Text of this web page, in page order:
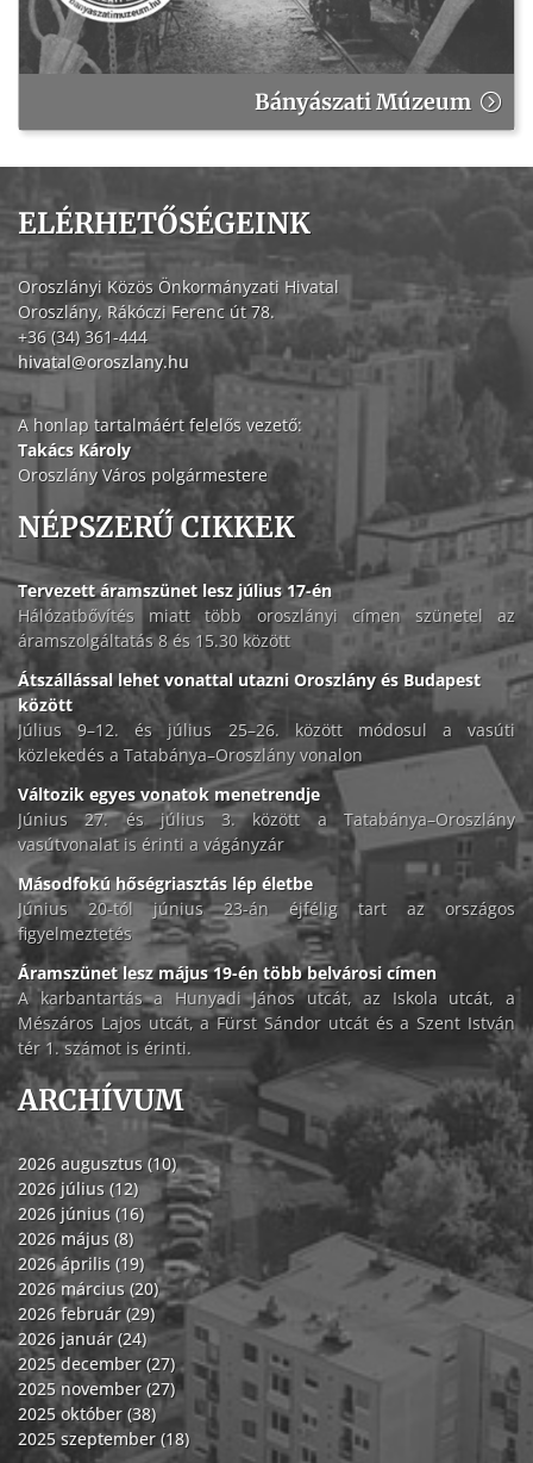
Bányászati Múzeum
ELÉRHETŐSÉGEINK
Oroszlányi Közös Önkormányzati Hivatal
Oroszlány, Rákóczi Ferenc út 78.
+36 (34) 361-444
hivatal@oroszlany.hu
A honlap tartalmáért felelős vezető:
Takács Károly
Oroszlány Város polgármestere
NÉPSZERŰ CIKKEK
Tervezett áramszünet lesz július 17-én
Hálózatbővítés miatt több oroszlányi címen szünetel az
áramszolgáltatás 8 és 15.30 között
Átszállással lehet vonattal utazni Oroszlány és Budapest
között
Július 9–12. és július 25–26. között módosul a vasúti
közlekedés a Tatabánya–Oroszlány vonalon
Változik egyes vonatok menetrendje
Június 27. és július 3. között a Tatabánya–Oroszlány
vasútvonalat is érinti a vágányzár
Másodfokú hőségriasztás lép életbe
Június 20-tól június 23-án éjfélig tart az országos
figyelmeztetés
Áramszünet lesz május 19-én több belvárosi címen
A karbantartás a Hunyadi János utcát, az Iskola utcát, a
Mészáros Lajos utcát, a Fürst Sándor utcát és a Szent István
tér 1. számot is érinti.
ARCHÍVUM
2026 augusztus (10)
2026 július (12)
2026 június (16)
2026 május (8)
2026 április (19)
2026 március (20)
2026 február (29)
2026 január (24)
2025 december (27)
2025 november (27)
2025 október (38)
2025 szeptember (18)